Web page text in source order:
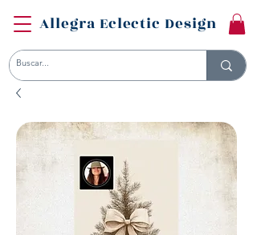
Allegra Eclectic Design